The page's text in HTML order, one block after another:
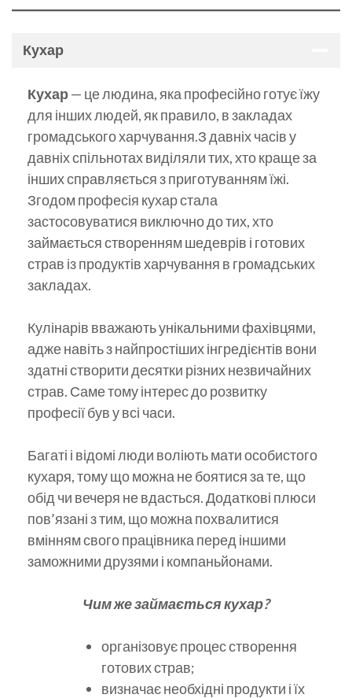
Кухар
Кухар— це людина, яка професійно готує їжу
для інших людей, як правило, в закладах
громадського харчування.З давніх часів у
давніх спільнотах виділяли тих, хто краще за
інших справляється з приготуванням їжі.
Згодом професія кухар стала
застосовуватися виключно до тих, хто
займається створенням шедеврів і готових
страв із продуктів харчування в громадських
закладах.
Кулінарів вважають унікальними фахівцями,
адже навіть з найпростіших інгредієнтів вони
здатні створити десятки різних незвичайних
страв. Саме тому інтерес до розвитку
професії був у всі часи.
Багаті і відомі люди воліють мати особистого
кухаря, тому що можна не боятися за те, що
обід чи вечеря не вдасться. Додаткові плюси
пов’язані з тим, що можна похвалитися
вмінням свого працівника перед іншими
заможними друзями і компаньйонами.
Чим же займається кухар?
організовує процес створення
готових страв;
визначає необхідні продукти і їх